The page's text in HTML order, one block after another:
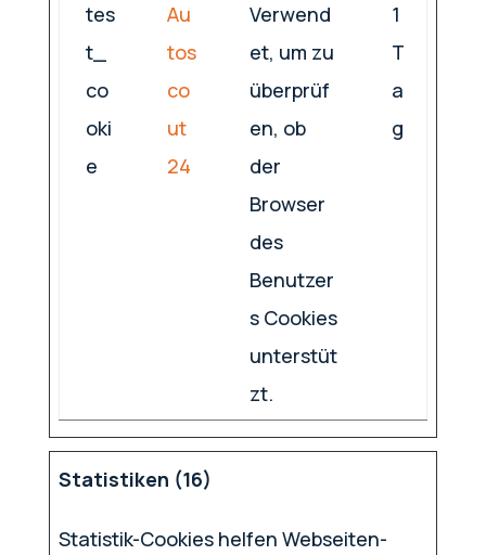
tes
t_
co
oki
e
Au
tos
co
ut
24
Verwend
et, um zu
überprüf
en, ob
der
Browser
des
Benutzer
s Cookies
unterstüt
zt.
1
T
a
g
Statistiken (16)
Statistik-Cookies helfen Webseiten-